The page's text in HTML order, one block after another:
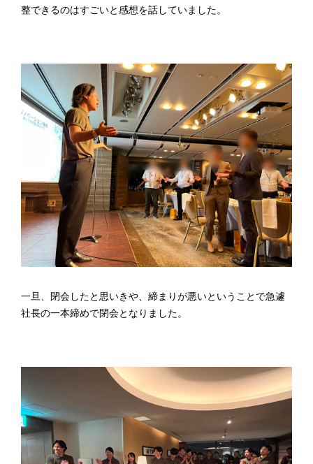
整できるのはすごいと感想を話していました。
一旦、閉会したと思いきや、締まりが悪いということで急遽
社長の一本締めで閉会となりました。